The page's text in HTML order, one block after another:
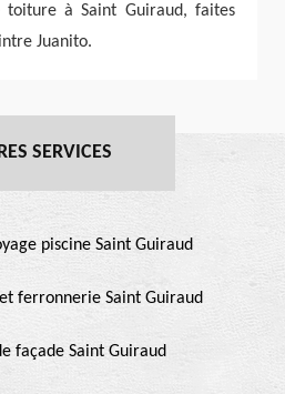
toiture à Saint Guiraud, faites
Juanito.
SERVICES
piscine Saint Guiraud
ferronnerie Saint Guiraud
façade Saint Guiraud